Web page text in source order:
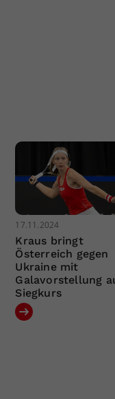
17.11.2024
Kraus bringt
Österreich gegen
Ukraine mit
Galavorstellung
Siegkurs